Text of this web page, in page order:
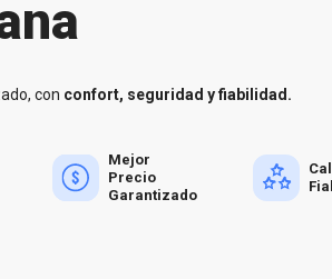
con confort, seguridad y fiabilidad.
Mejor
Precio
Garantizado